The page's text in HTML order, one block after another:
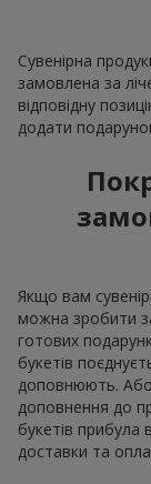
Сувенірна
замовлена за
відповідну
додати
Якщо вам
можна зробити
готових
букетів
доповнюють.
доповнення до
букетів прибула
доставки та